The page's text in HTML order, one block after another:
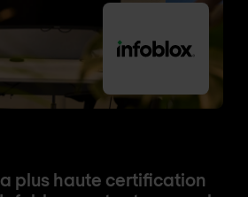
plus haute certification